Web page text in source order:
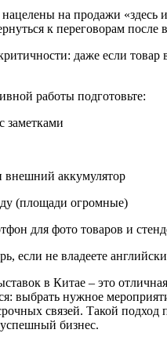
на продажи «здесь
к переговорам
даже если
работы подготовьте:
заметками
внешний аккумулятор
(площади огромные)
для фото товаров и
если не владеете
в Китае – это
выбрать нужное
связей. Такой
бизнес.